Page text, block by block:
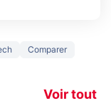
Comparer
Voir tout
5
prochaine